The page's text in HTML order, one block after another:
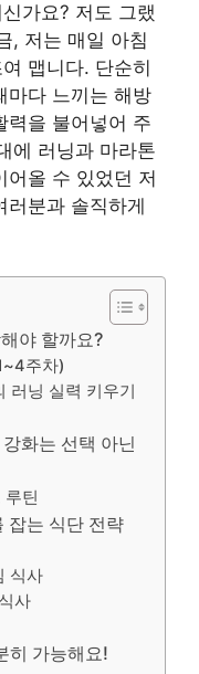
가요? 저도 그랬
, 저는 매일 아침
맵니다. 단순히
마다 느끼는 해방
력을 불어넣어 주
에 러닝과 마라톤
어올 수 있었던 저
분과 솔직하게
야 할까요?
주차)
러닝 실력 키우기
화는 선택 아닌
루틴
잡는 식단 전략
식사
사
히 가능해요!